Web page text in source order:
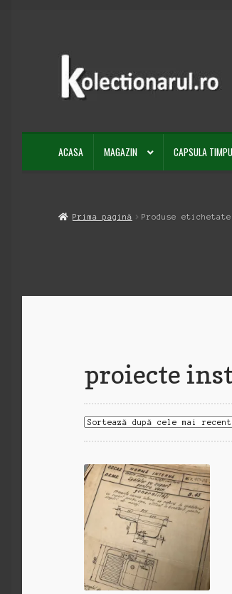
Sari
navigare
Sari
conținut
ACASA MAGAZIN CAPSULA
Prima pagină Produse
proiecte